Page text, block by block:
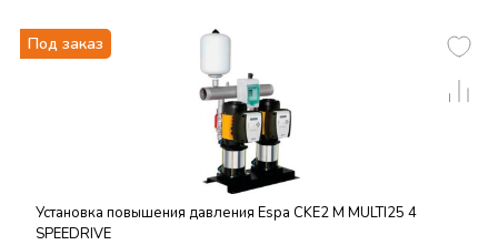
Под заказ
Установка повышения давления Espa CKE2 M MULTI25 4
SPEEDRIVE